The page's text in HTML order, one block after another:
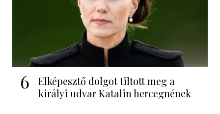
6
Elképesztő dolgot tiltott meg a
királyi udvar Katalin hercegnének